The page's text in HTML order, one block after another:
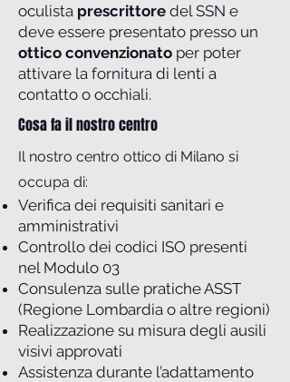
oculista prescrittore del SSN e
deve essere presentato presso un
ottico convenzionato per poter
attivare la fornitura di lenti a
contatto o occhiali.
Cosa fa il nostro centro
Il nostro centro ottico di Milano si
occupa di:
Verifica dei requisiti sanitari e
amministrativi
Controllo dei codici ISO presenti
nel Modulo 03
Consulenza sulle pratiche ASST
(Regione Lombardia o altre regioni)
Realizzazione su misura degli ausili
visivi approvati
Assistenza durante l’adattamento